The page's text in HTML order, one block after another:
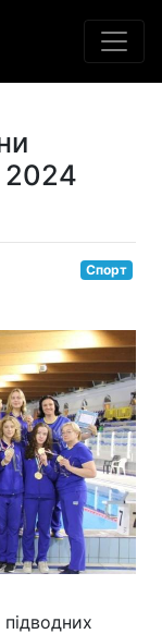
2024
Спорт